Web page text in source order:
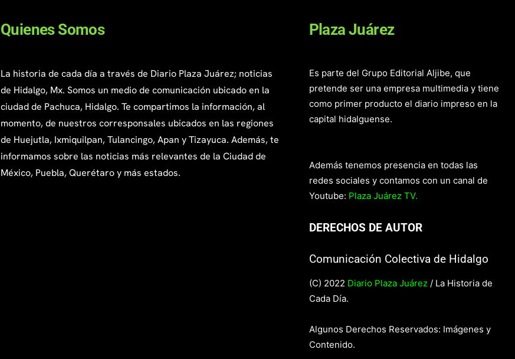
Quienes Somos
La historia de cada día a través de Diario Plaza Juárez; noticias
de Hidalgo, Mx. Somos un medio de comunicación ubicado en la
ciudad de Pachuca, Hidalgo. Te compartimos la información, al
momento, de nuestros corresponsales ubicados en las regiones
de Huejutla, Ixmiquilpan, Tulancingo, Apan y Tizayuca. Además, te
informamos sobre las noticias más relevantes de la Ciudad de
México, Puebla, Querétaro y más estados.
Plaza Juárez
Es parte del Grupo Editorial Aljibe, que
pretende ser una empresa multimedia y tiene
como primer producto el diario impreso en la
capital hidalguense.
Además tenemos presencia en todas las
redes sociales y contamos con un canal de
Youtube: Plaza Juárez TV.
DERECHOS DE AUTOR
Comunicación Colectiva de Hidalgo
(C) 2022 Diario Plaza Juárez / La Historia de
Cada Día.
Algunos Derechos Reservados: Imágenes y
Contenido.